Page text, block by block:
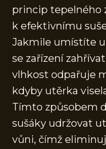
princip tepelného
k efektivnímu
Jakmile umístíte
se zařízení
vlhkost odpařuje
kdyby utěrka
Tímto způsobem
sušáky udržovat
vůni, čímž